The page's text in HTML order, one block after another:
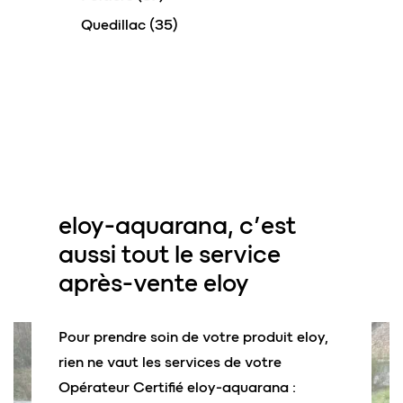
Quedillac (35)
eloy-aquarana, c’est
aussi tout le service
après-vente eloy
Pour prendre soin de votre produit eloy,
rien ne vaut les services de votre
Opérateur Certifié eloy-aquarana :